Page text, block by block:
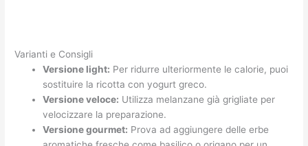
Varianti e Consigli
Versione light: Per ridurre ulteriormente le calorie, puoi
sostituire la ricotta con yogurt greco.
Versione veloce: Utilizza melanzane già grigliate per
velocizzare la preparazione.
Versione gourmet: Prova ad aggiungere delle erbe